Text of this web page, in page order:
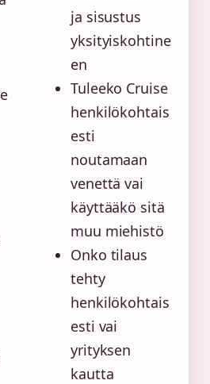
ja sisustus
yksityiskohtine
en
Tuleeko Cruise
henkilökohtais
esti
noutamaan
venettä vai
käyttääkö sitä
muu miehistö
Onko tilaus
tehty
henkilökohtais
esti vai
yrityksen
kautta